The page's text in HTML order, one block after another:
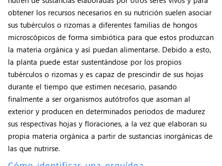
obtener los recursos necesarios en su nutrición suelen asociar
sus tubérculos o rizomas a diferentes familias de hongos
microscópicos de forma simbiótica para que estos produzcan
la materia orgánica y así puedan alimentarse. Debido a esto,
la planta puede estar sustentándose por los propios
tubérculos o rizomas y es capaz de prescindir de sus hojas
durante el tiempo que estimen necesario, pasando
finalmente a ser organismos autótrofos que asoman al
exterior y producen en determinados periodos de madurez
sus respectivas hojas y floraciones, a la vez que elaboran su
propia materia orgánica a partir de sustancias inorgánicas de
las que nutrirse.